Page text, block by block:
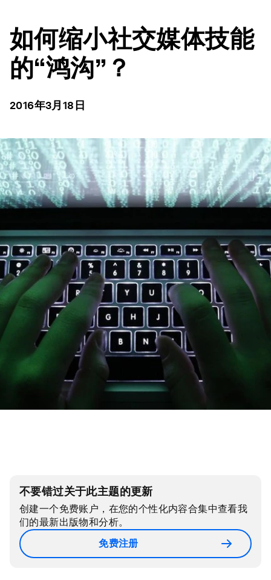
如何缩小社交媒体技能
的“鸿沟”？
2016年3月18日
不要错过关于此主题的更新
创建一个免费账户，在您的个性化内容合集中查看我
们的最新出版物和分析。
免费注册